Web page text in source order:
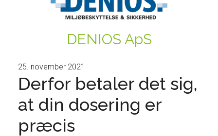
DENIOS ApS
25. november 2021
Derfor betaler det sig,
at din dosering er
præcis